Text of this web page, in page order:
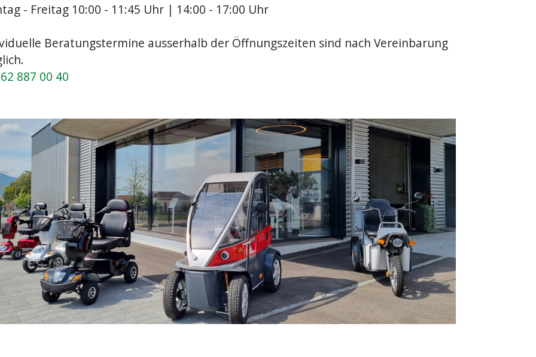
- Freitag 10:00 - 11:45 Uhr | 14:00 - 17:00 Uhr
Beratungstermine ausserhalb der Öffnungszeiten sind nach Vereinbarung
887 00 40